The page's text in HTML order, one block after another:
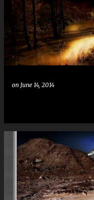
on June 14, 2014